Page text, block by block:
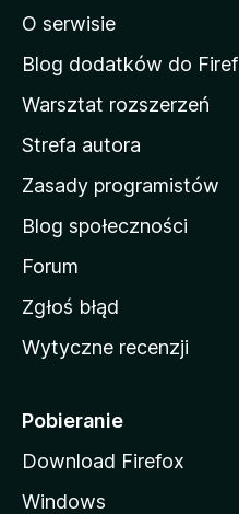
a
d
m
o
w
M
o
z
l
i
O serwisie
Blog dodatków do
Warsztat rozszerzeń
Strefa autora
Zasady programistów
Blog społeczności
Forum
Zgłoś błąd
Wytyczne recenzji
Pobieranie
Download Firefox
Windows